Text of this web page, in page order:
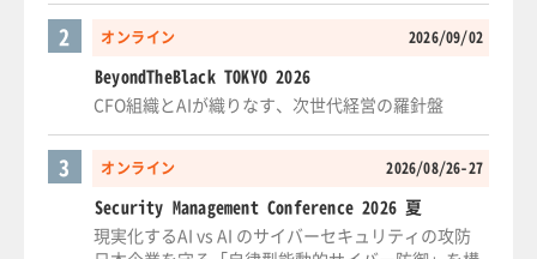
オンライン 2026/09/02
2
BeyondTheBlack TOKYO 2026
CFO組織とAIが織りなす、次世代経営の羅針盤
オンライン 2026/08/26-27
3
Security Management Conference 2026 夏
現実化するAI vs AI のサイバーセキュリティの攻防